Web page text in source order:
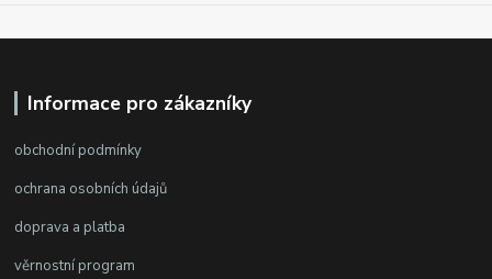
Informace pro zákazníky
obchodní podmínky
ochrana osobních údajů
doprava a platba
věrnostní program